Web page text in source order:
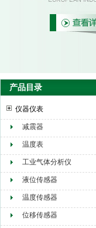
赫尔纳贸易（大连）有限公司
产品目录
仪器仪表
减震器
温度表
工业气体分析仪
液位传感器
温度传感器
位移传感器